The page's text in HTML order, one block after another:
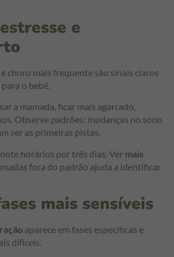
e
e choro mais frequente são sinais claros
o bebê.
a mamada, ficar mais agarrado,
Observe padrões: mudanças no sono
ser as primeiras pistas.
horários por três dias. Ver mais
fora do padrão ajuda a identificar
mais sensíveis
aparece em fases específicas e
difíceis.